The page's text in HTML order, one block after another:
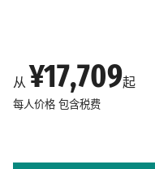
从 ¥17,709起
每人价格 包含税费